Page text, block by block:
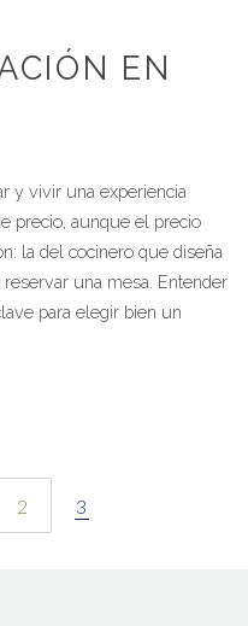
EN
y vivir una experiencia
precio, aunque el precio
la del cocinero que diseña
una mesa. Entender
para elegir bien un
2 3